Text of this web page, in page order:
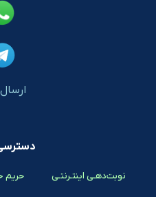
نوبت‌دهـی اینتـرنتـی حریم